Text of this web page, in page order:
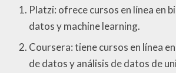
Platzi: ofrece cursos en línea en
datos y machine learning.
Coursera: tiene cursos en línea
de datos y análisis de datos de